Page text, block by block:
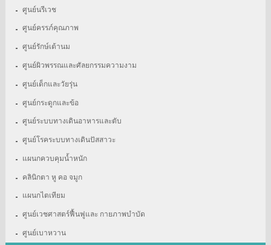
ศูนย์นรีเวช
ศูนย์ครรภ์คุณภาพ
ศูนย์รักษ์เต้านม
ศูนย์ผิวพรรณและศัลยกรรมความงาม
ศูนย์เด็กและวัยรุ่น
ศูนย์กระดูกและข้อ
ศูนย์ระบบทางเดินอาหารและตับ
ศูนย์โรคระบบทางเดินปัสสาวะ
แผนกควบคุมน้ำหนัก
คลินิกตา หู คอ จมูก
แผนกไตเทียม
ศูนย์เวชศาสตร์ฟื้นฟูและ กายภาพบำบัด
ศูนย์เบาหวาน